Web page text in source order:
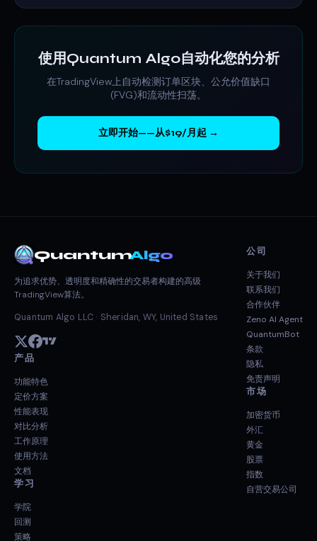
使用Quantum Algo自动化您的分析
在TradingView上自动检测订单区块、公允价值缺口
(FVG)和流动性扫荡。
立即开始——从$19/月起 →
QuantumAlgo
为追求优势、透明度和精确性的交易者构建的高级
TradingView算法。
Quantum Algo LLC · Sheridan, WY, United States
产品
功能特色
定价方案
性能表现
对比分析
工作原理
使用方法
文档
学习
学院
回测
策略
公司
关于我们
联系我们
合作伙伴
Zeno AI Agent
QuantumBot
条款
隐私
免责声明
市场
加密货币
外汇
黄金
股票
指数
自营交易公司